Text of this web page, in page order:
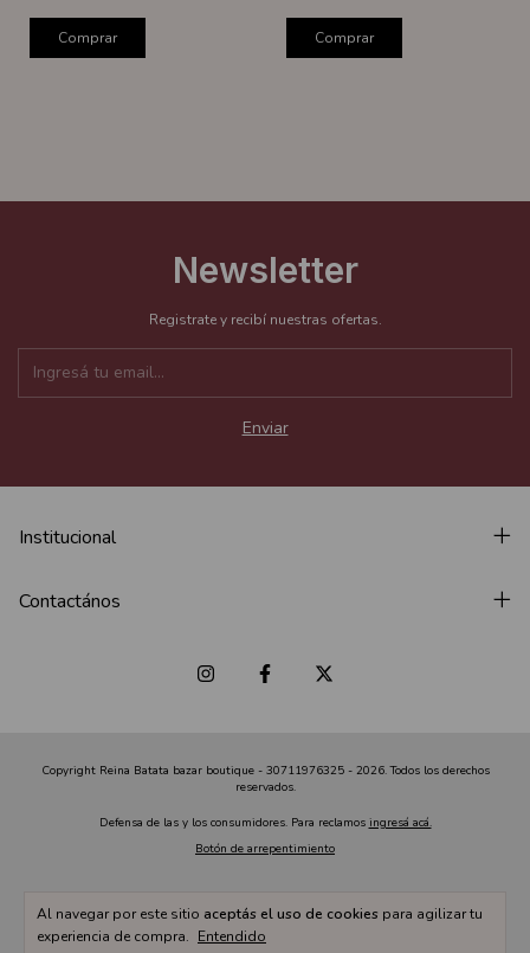
Al navegar por este sitio aceptás el uso de cookies para agilizar tu
experiencia de compra. Entendido
Comprar Comprar
Newsletter
Registrate y recibí nuestras ofertas.
Institucional
Contactános
Copyright Reina Batata bazar boutique - 30711976325 - 2026. Todos los derechos
reservados.
Defensa de las y los consumidores. Para reclamos ingresá acá.
Botón de arrepentimiento